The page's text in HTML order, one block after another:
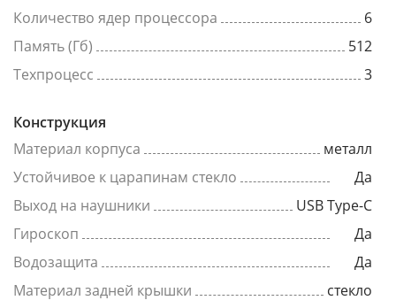
Количество ядер процессора
6
Память (Гб)
512
Техпроцесс
3
Конструкция
Материал корпуса
металл
Устойчивое к царапинам стекло
Да
Выход на наушники
USB Type-C
Гироскоп
Да
Водозащита
Да
Материал задней крышки
стекло